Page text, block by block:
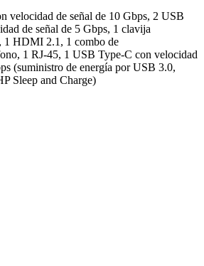
velocidad de señal de 10 Gbps, 2 USB
de señal de 5 Gbps, 1 clavija
1 HDMI 2.1, 1 combo de
1 RJ-45, 1 USB Type-C con velocidad
(suministro de energía por USB 3.0,
Sleep and Charge)